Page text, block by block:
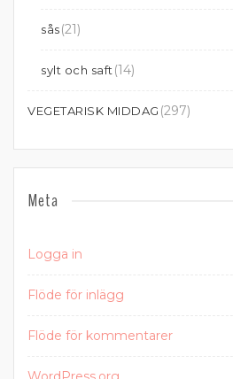
sås(21)
sylt och saft (14)
VEGETARISK MIDDAG (297)
Meta
Logga in
Flöde för inlägg
Flöde för kommentarer